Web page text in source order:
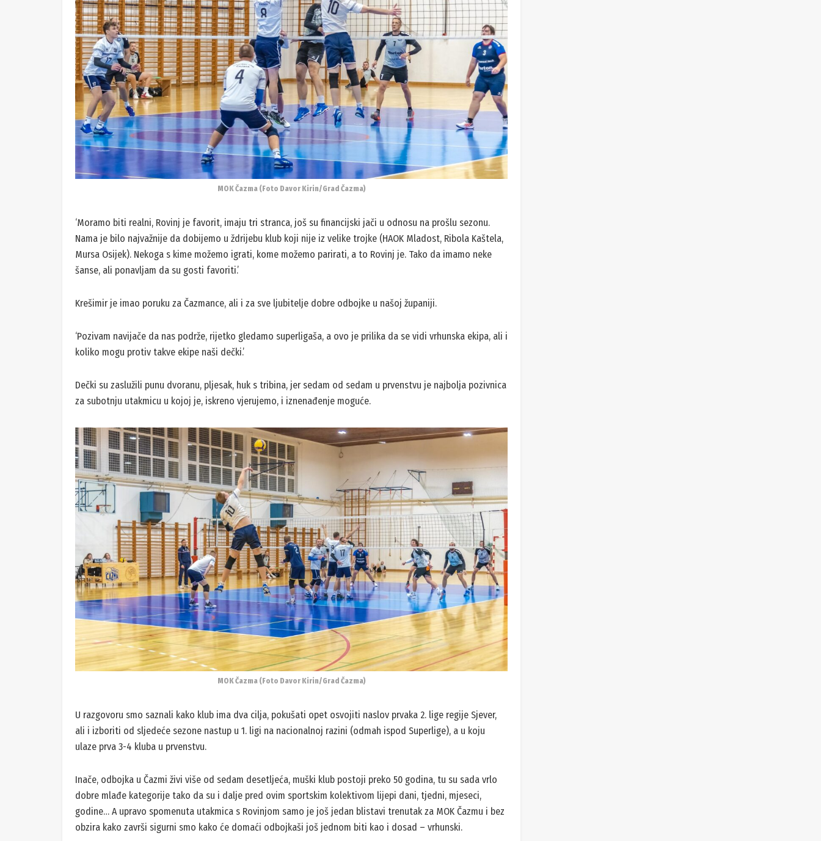
MOK Čazma (Foto Davor Kirin/Grad Čazma)
‘Moramo biti realni, Rovinj je favorit, imaju tri stranca, još su financijski jači u odnosu na prošlu sezonu.
Nama je bilo najvažnije da dobijemo u ždrijebu klub koji nije iz velike trojke (HAOK Mladost, Ribola Kaštela,
Mursa Osijek). Nekoga s kime možemo igrati, kome možemo parirati, a to Rovinj je. Tako da imamo neke
šanse, ali ponavljam da su gosti favoriti.’
Krešimir je imao poruku za Čazmance, ali i za sve ljubitelje dobre odbojke u našoj županiji.
‘Pozivam navijače da nas podrže, rijetko gledamo superligaša, a ovo je prilika da se vidi vrhunska ekipa, ali i
koliko mogu protiv takve ekipe naši dečki.’
Dečki su zaslužili punu dvoranu, pljesak, huk s tribina, jer sedam od sedam u prvenstvu je najbolja pozivnica
za subotnju utakmicu u kojoj je, iskreno vjerujemo, i iznenađenje moguće.
MOK Čazma (Foto Davor Kirin/Grad Čazma)
U razgovoru smo saznali kako klub ima dva cilja, pokušati opet osvojiti naslov prvaka 2. lige regije Sjever,
ali i izboriti od sljedeće sezone nastup u 1. ligi na nacionalnoj razini (odmah ispod Superlige), a u koju
ulaze prva 3-4 kluba u prvenstvu.
Inače, odbojka u Čazmi živi više od sedam desetljeća, muški klub postoji preko 50 godina, tu su sada vrlo
dobre mlađe kategorije tako da su i dalje pred ovim sportskim kolektivom lijepi dani, tjedni, mjeseci,
godine… A upravo spomenuta utakmica s Rovinjom samo je još jedan blistavi trenutak za MOK Čazmu i bez
obzira kako završi sigurni smo kako će domaći odbojkaši još jednom biti kao i dosad – vrhunski.